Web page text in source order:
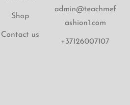
Shop
Contact us
admin@teachmef
ashion1.com
+37126007107